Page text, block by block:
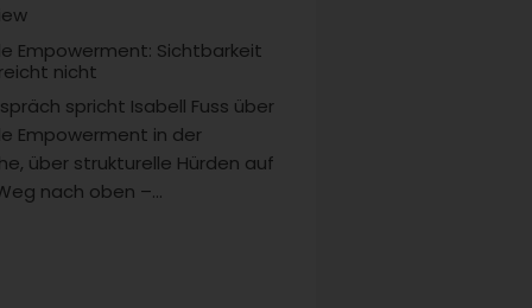
Empowerment: Sichtbarkeit
nicht
spricht Isabell Fuss über
Empowerment in der
über strukturelle Hürden auf
nach oben –...